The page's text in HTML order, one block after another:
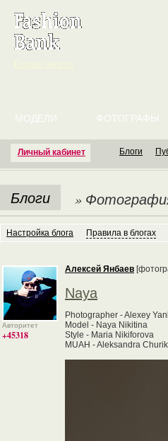
Личный кабинет
МОДЕЛИ ФОТОГРАФЫ
Блоги
Блоги »
Настройка блога Правила в блогах
Авторитет
+45318
Алексей Янбаев
Naya
Photographer - Alexey
Model - Naya Nikitina
Style - Maria Nikiforova
MUAH - Aleksandra